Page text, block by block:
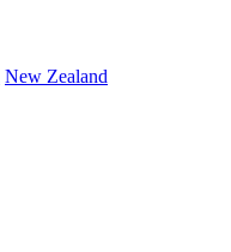
New Zealand